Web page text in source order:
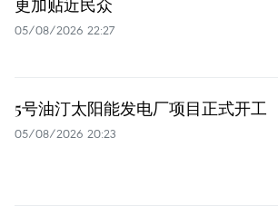
更加贴近民众
05/08/2026 22:27
5号油汀太阳能发电厂项目正式开工
05/08/2026 20:23